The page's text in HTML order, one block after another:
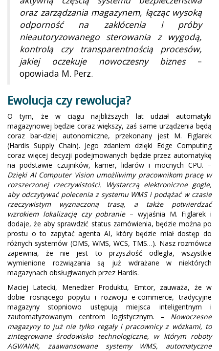
oraz zarządzania magazynem, łącząc wysoką
odporność na zakłócenia i próby
nieautoryzowanego sterowania z wygodą,
kontrolą czy transparentnością procesów,
jakiej oczekuje nowoczesny biznes–
opowiada M. Perz.
Ewolucja czy rewolucja?
O tym, że w ciągu najbliższych lat udział automatyki
magazynowej będzie coraz większy, zaś same urządzenia będą
coraz bar-dziej autonomiczne, przekonany jest M. Figlarek
(Hardis Supply Chain). Jego zdaniem dzięki Edge Computing
coraz więcej decyzji podejmowanych będzie przez automatykę
na podstawie czujników, kamer, lidarów i mocnych CPU. –
Dzięki AI Computer Vision umożliwimy pracownikom pracę w
rozszerzonej rzeczywistości. Wystarczą elektroniczne gogle,
aby odczytywać polecenia z systemu WMS i podążać w czasie
rzeczywistym wyznaczoną trasą, a także potwierdzać
wzrokiem lokalizację czy pobranie– wyjaśnia M. Figlarek i
dodaje, że aby sprawdzić status zamówienia, będzie można po
prostu o to zapytać agenta AI, który będzie miał dostęp do
różnych systemów (OMS, WMS, WCS, TMS…). Nasz rozmówca
zapewnia, że nie jest to przyszłość odległa, wszystkie
wymienione rozwiązania są już wdrażane w niektórych
magazynach obsługiwanych przez Hardis.
Maciej Latecki, Menedżer Produktu, Emtor, zauważa, że w
dobie rosnącego popytu i rozwoju e-commerce, tradycyjne
magazyny stopniowo ustępują miejsca inteligentnym i
zautomatyzowanym centrom logistycznym. – Nowoczesne
magazyny to już nie tylko regały i pracownicy z wózkami, to
zintegrowane środowisko technologiczne, w którym roboty
AGV/AMR, zaawansowane systemy WMS, automatyczne